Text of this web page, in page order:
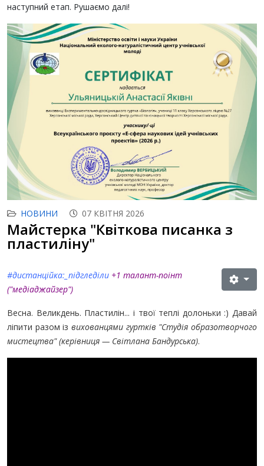
наступний етап. Рушаємо далі!
НОВИНИ 07 КВІТНЯ 2026
Майстерка "Квіткова писанка з
пластиліну"
#дистанційка:_підгледіли +1 талант-поінт
("медіаджайзер")
Весна. Великдень. Пластилін... і твої теплі долоньки :) Давай
ліпити разом із вихованцями гуртків "Студія образотворчого
мистецтва" (керівниця — Світлана Бандурська).